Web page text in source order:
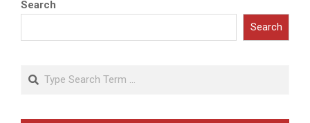
Search
Search
Search